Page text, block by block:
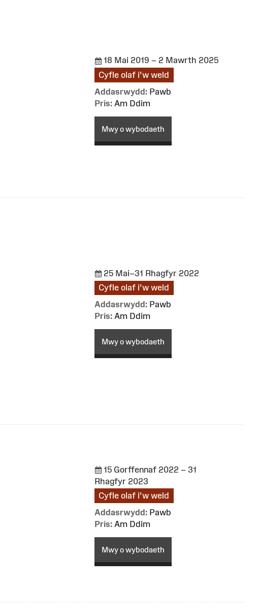
18 Mai 2019 – 2 Mawrth 2025
Cyfle olaf i'w weld
Addasrwydd: Pawb
Pris: Am Ddim
Mwy o wybodaeth
25 Mai–31 Rhagfyr 2022
Cyfle olaf i'w weld
Addasrwydd: Pawb
Pris: Am Ddim
Mwy o wybodaeth
15 Gorffennaf 2022 – 31
Rhagfyr 2023
Cyfle olaf i'w weld
Addasrwydd: Pawb
Pris: Am Ddim
Mwy o wybodaeth